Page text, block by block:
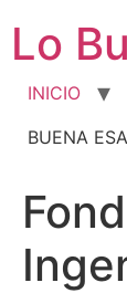
contenido
Lo
INICIO
BUENA ESA